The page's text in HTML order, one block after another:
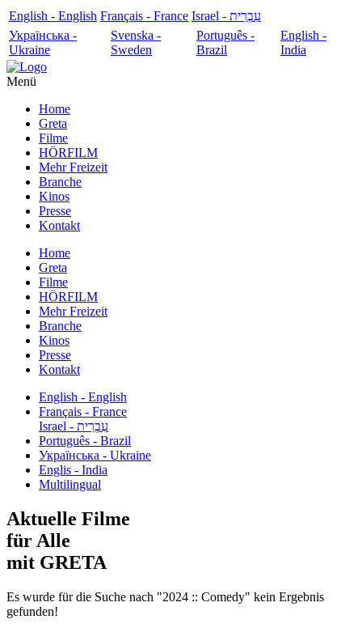
English - English Français - France
עִבְרִית - Israel
Українська -
Ukraine
Svenska -
Sweden
Português -
Brazil
English -
India
Menü
Home
Greta
Filme
HÖRFILM
Mehr Freizeit
Branche
Kinos
Presse
Kontakt
Home
Greta
Filme
HÖRFILM
Mehr Freizeit
Branche
Kinos
Presse
Kontakt
English - English
Français - France
עִבְרִית - Israel
Português - Brazil
Українська - Ukraine
Englis - India
Multilingual
Aktuelle Filme
für Alle
mit GRETA
Es wurde für die Suche nach "2024 :: Comedy" kein Ergebnis
gefunden!